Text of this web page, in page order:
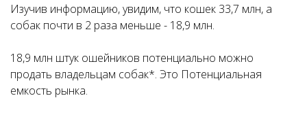
Изучив информацию, увидим, что кошек 33,7 млн, а
собак почти в 2 раза меньше - 18,9 млн.
18,9 млн штук ошейников потенциально можно
продать владельцам собак*. Это Потенциальная
емкость рынка.